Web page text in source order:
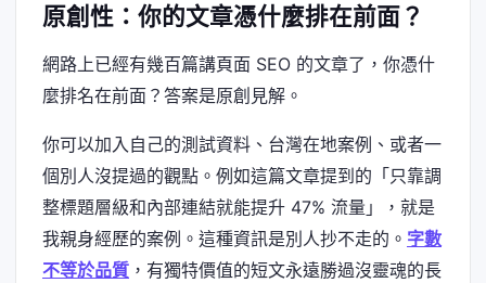
原創性：你的文章憑什麼排在前面？
網路上已經有幾百篇講頁面 SEO 的文章了，你憑什
麼排名在前面？答案是原創見解。
你可以加入自己的測試資料、台灣在地案例、或者一
個別人沒提過的觀點。例如這篇文章提到的「只靠調
整標題層級和內部連結就能提升 47% 流量」，就是
我親身經歷的案例。這種資訊是別人抄不走的。 字數
不等於品質 ，有獨特價值的短文永遠勝過沒靈魂的長